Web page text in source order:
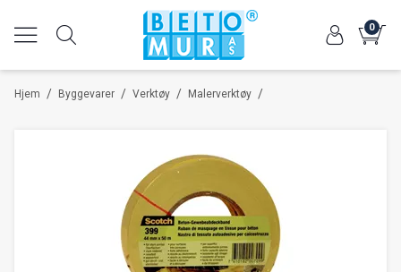
0
/
Hjem /
Byggevarer /
Verktøy /
Malerverktøy